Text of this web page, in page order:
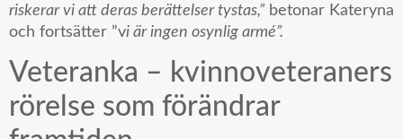
riskerar vi att deras berättelser tystas,” betonar Kateryna
och fortsätter ”vi är ingen osynlig armé”.
Veteranka – kvinnoveteraners
rörelse som förändrar